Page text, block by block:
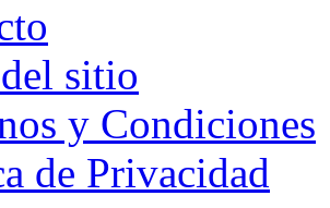
sitio
y Condiciones
de Privacidad